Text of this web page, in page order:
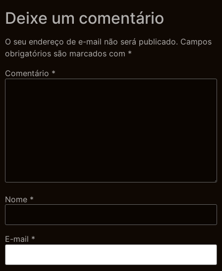
Deixe um comentário
O seu endereço de e-mail não será publicado. Campos
obrigatórios são marcados com *
Comentário *
Nome *
E-mail *